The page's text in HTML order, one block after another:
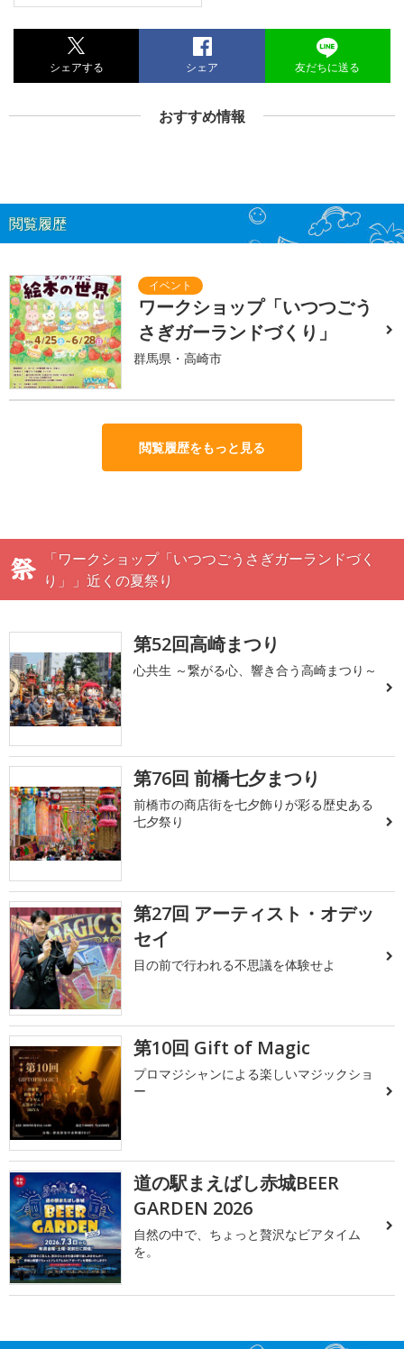
シェアする シェア 友だちに送る
おすすめ情報
閲覧履歴
ワークショップ「いつつごう
さぎガーランドづくり」
群馬県・高崎市
閲覧履歴をもっと見る
「ワークショップ「いつつごうさぎガーランドづく
り」」近くの夏祭り
第52回高崎まつり
心共生 ～繋がる心、響き合う高崎まつり～
第76回 前橋七夕まつり
前橋市の商店街を七夕飾りが彩る歴史ある
七夕祭り
第27回 アーティスト・オデッ
セイ
目の前で行われる不思議を体験せよ
第10回 Gift of Magic
プロマジシャンによる楽しいマジックショ
ー
道の駅まえばし赤城BEER
GARDEN 2026
自然の中で、ちょっと贅沢なビアタイム
を。